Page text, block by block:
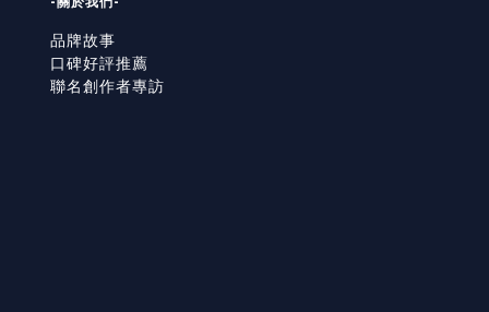
品牌故事
口碑好評推薦
聯名創作者專訪